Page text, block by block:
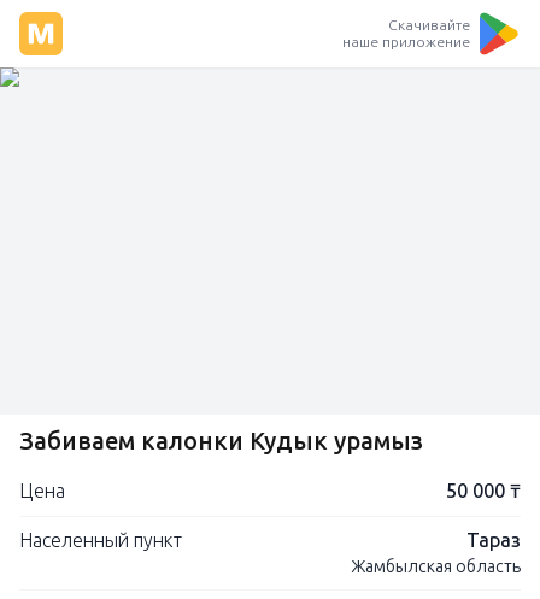
Скачивайте
наше приложение
Забиваем калонки Кудык урамыз
Цена 50 000 ₸
Населенный пункт Тараз
Жамбылская область